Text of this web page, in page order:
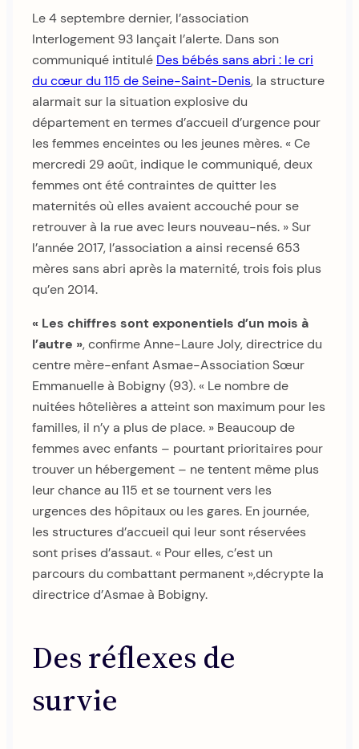
Le 4 septembre dernier, l’association
Interlogement 93 lançait l’alerte. Dans son
communiqué intitulé Des bébés sans abri : le cri
du cœur du 115 de Seine-Saint-Denis, la structure
alarmait sur la situation explosive du
département en termes d’accueil d’urgence pour
les femmes enceintes ou les jeunes mères. « Ce
mercredi 29 août, indique le communiqué, deux
femmes ont été contraintes de quitter les
maternités où elles avaient accouché pour se
retrouver à la rue avec leurs nouveau-nés. » Sur
l’année 2017, l’association a ainsi recensé 653
mères sans abri après la maternité, trois fois plus
qu’en 2014.
« Les chiffres sont exponentiels d’un mois à
l’autre », confirme Anne-Laure Joly, directrice du
centre mère-enfant Asmae-Association Sœur
Emmanuelle à Bobigny (93). « Le nombre de
nuitées hôtelières a atteint son maximum pour les
familles, il n’y a plus de place. » Beaucoup de
femmes avec enfants – pourtant prioritaires pour
trouver un hébergement – ne tentent même plus
leur chance au 115 et se tournent vers les
urgences des hôpitaux ou les gares. En journée,
les structures d’accueil qui leur sont réservées
sont prises d’assaut. « Pour elles, c’est un
parcours du combattant permanent »,décrypte la
directrice d’Asmae à Bobigny.
Des réflexes de
survie